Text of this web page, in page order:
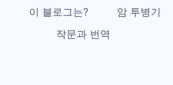
이 블로그는? 암 투병기
작문과 번역